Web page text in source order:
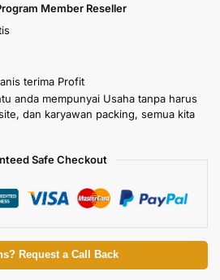
Member Reseller
terima Profit
anda mempunyai Usaha tanpa harus
dan karyawan packing, semua kita
Safe Checkout
Request a Call Back